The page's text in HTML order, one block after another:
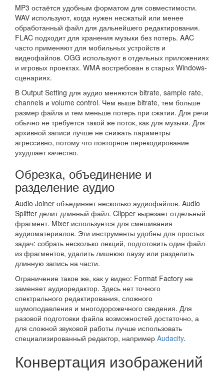
MP3 остаётся удобным форматом для совместимости.
WAV используют, когда нужен несжатый или менее
обработанный файл для дальнейшего редактирования.
FLAC подходит для хранения музыки без потерь. AAC
часто применяют для мобильных устройств и
видеофайлов. OGG используют в отдельных приложениях
и игровых проектах. WMA востребован в старых Windows-
сценариях.
В Output Setting для аудио меняются bitrate, sample rate,
channels и volume control. Чем выше bitrate, тем больше
размер файла и тем меньше потерь при сжатии. Для речи
обычно не требуется такой же поток, как для музыки. Для
архивной записи лучше не снижать параметры
агрессивно, потому что повторное перекодирование
ухудшает качество.
Обрезка, объединение и
разделение аудио
Audio Joiner объединяет несколько аудиофайлов. Audio
Splitter делит длинный файл. Clipper вырезает отдельный
фрагмент. Mixer используется для смешивания
аудиоматериалов. Эти инструменты удобны для простых
задач: собрать несколько лекций, подготовить один файл
из фрагментов, удалить лишнюю паузу или разделить
длинную запись на части.
Ограничение такое же, как у видео: Format Factory не
заменяет аудиоредактор. Здесь нет точного
спектрального редактирования, сложного
шумоподавления и многодорожечного сведения. Для
разовой подготовки файла возможностей достаточно, а
для сложной звуковой работы лучше использовать
специализированный редактор, например Audacity.
Конвертация изображений